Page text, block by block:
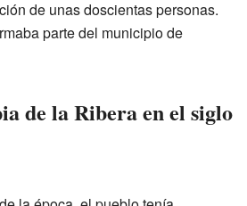
de unas doscientas personas.
parte del municipio de
de la Ribera en el siglo